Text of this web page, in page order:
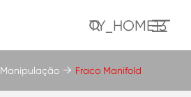
TY_HOME13
Manipulação Fraco Manifold